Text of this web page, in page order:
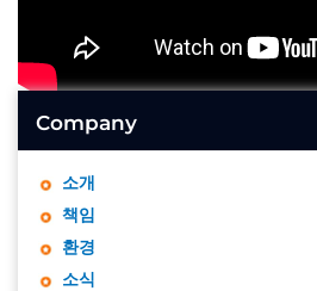
Company
소개
책임
환경
소식